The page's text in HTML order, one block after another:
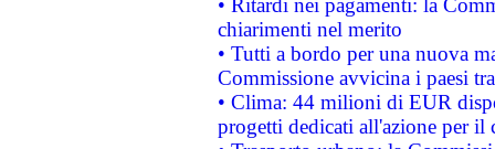
• Ritardi nei pagamenti: la
chiarimenti nel merito
• Tutti a bordo per una nuova
Commissione avvicina i paesi
• Clima: 44 milioni di EUR
progetti dedicati all'azione per il